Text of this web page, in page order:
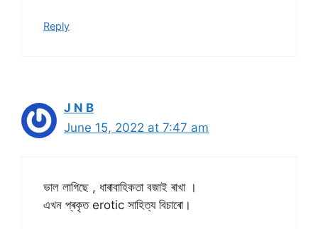
Reply
J N B
June 15, 2022 at 7:47 am
ভাল লাগিছে , ধাৰাবাহিকতা বজাই ৰাখা ।
এখন প্ৰকৃত erotic সাহিত্য বিচাৰো।